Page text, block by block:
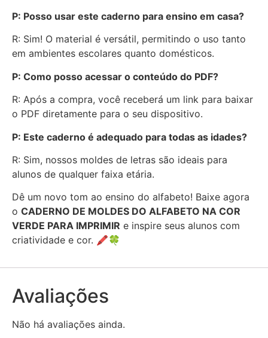
P: Posso usar este caderno para ensino em casa?
R: Sim! O material é versátil, permitindo o uso tanto
em ambientes escolares quanto domésticos.
P: Como posso acessar o conteúdo do PDF?
R: Após a compra, você receberá um link para baixar
o PDF diretamente para o seu dispositivo.
P: Este caderno é adequado para todas as idades?
R: Sim, nossos moldes de letras são ideais para
alunos de qualquer faixa etária.
Dê um novo tom ao ensino do alfabeto! Baixe agora
o CADERNO DE MOLDES DO ALFABETO NA COR
VERDE PARA IMPRIMIR e inspire seus alunos com
criatividade e cor. 🖍️🍀
Avaliações
Não há avaliações ainda.